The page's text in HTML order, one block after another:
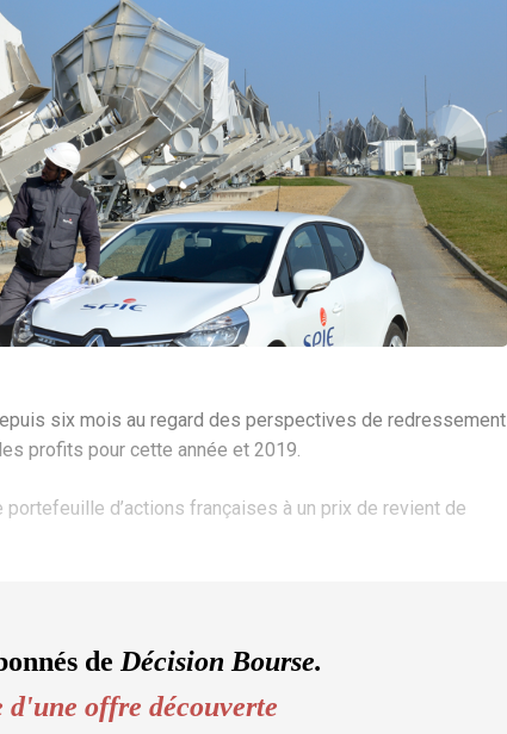
six mois au regard des perspectives de redressement
profits pour cette année et 2019.
d’actions françaises à un prix de revient de
de Décision Bourse.
offre découverte